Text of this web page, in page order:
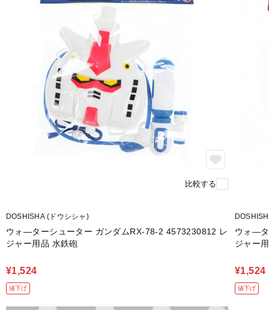
比較する
DOSHISHA (ドウシシャ)
ウォ―ターシューター ガンダムRX-78-2 4573230812 レ
ジャー用品 水鉄砲
¥1,524
値下げ
ウォ―
ジャー
¥1,524
値下げ